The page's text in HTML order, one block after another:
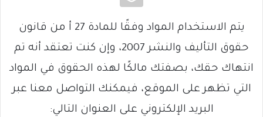
يتم الاستخدام المواد وفقًا للمادة 27 أ من قانون
حقوق التأليف والنشر 2007، وإن كنت تعتقد أنه تم
انتهاك حقك، بصفتك مالكًا لهذه الحقوق في المواد
التي تظهر على الموقع، فيمكنك التواصل معنا عبر
البريد الإلكتروني على العنوان التالي: